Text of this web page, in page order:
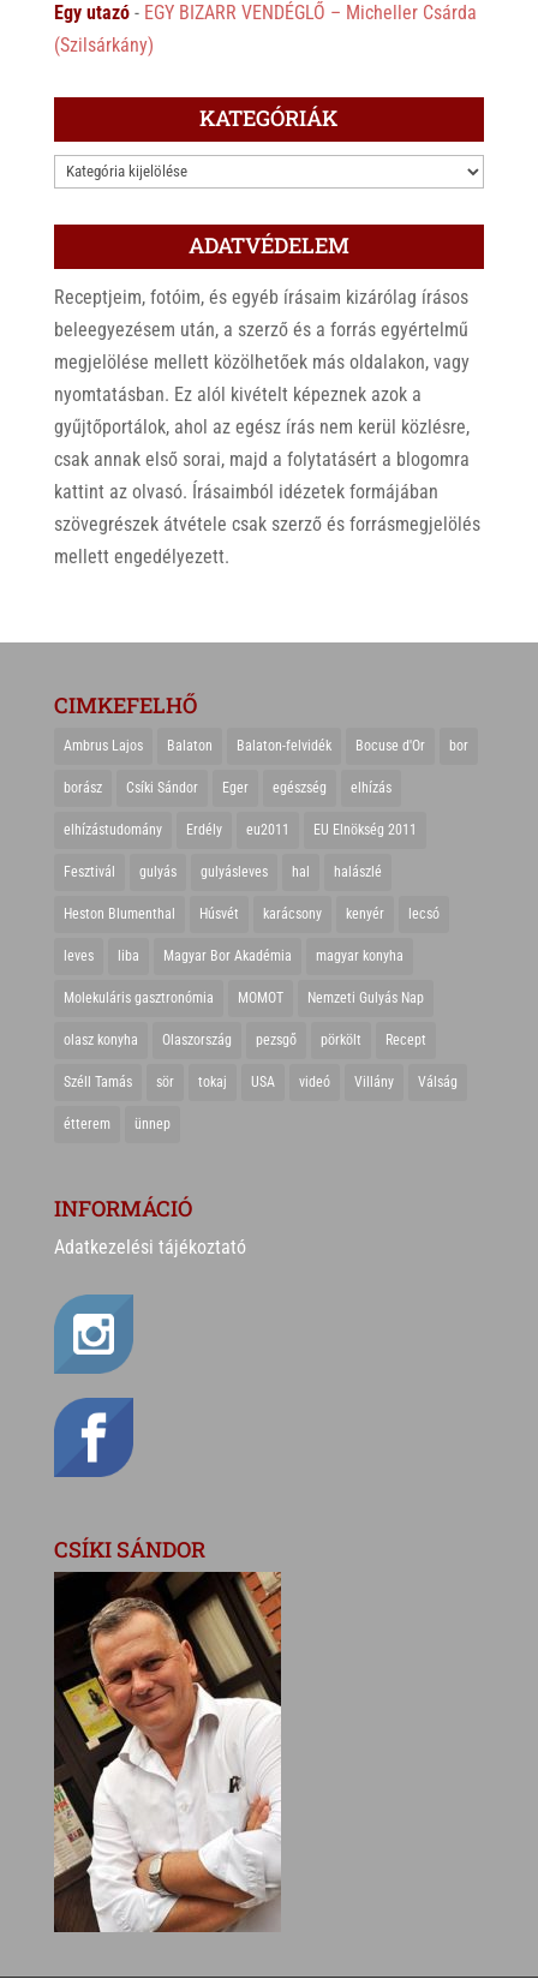
Egy utazó- EGY BIZARR VENDÉGLŐ – Micheller Csárda
(Szilsárkány)
KATEGÓRIÁK
KATEGÓRIÁK
ADATVÉDELEM
Receptjeim, fotóim, és egyéb írásaim kizárólag írásos
beleegyezésem után, a szerző és a forrás egyértelmű
megjelölése mellett közölhetőek más oldalakon, vagy
nyomtatásban. Ez alól kivételt képeznek azok a
gyűjtőportálok, ahol az egész írás nem kerül közlésre,
csak annak első sorai, majd a folytatásért a blogomra
kattint az olvasó. Írásaimból idézetek formájában
szövegrészek átvétele csak szerző és forrásmegjelölés
mellett engedélyezett.
CIMKEFELHŐ
Ambrus Lajos Balaton Balaton-felvidék Bocuse d'Or bor
borász Csíki Sándor Eger egészség elhízás
elhízástudomány Erdély eu2011 EU Elnökség 2011
Fesztivál gulyás gulyásleves hal halászlé
Heston Blumenthal Húsvét karácsony kenyér lecsó
leves liba Magyar Bor Akadémia magyar konyha
Molekuláris gasztronómia MOMOT Nemzeti Gulyás Nap
olasz konyha Olaszország pezsgő pörkölt Recept
Széll Tamás sör tokaj USA videó Villány Válság
étterem ünnep
INFORMÁCIÓ
Adatkezelési tájékoztató
CSÍKI SÁNDOR